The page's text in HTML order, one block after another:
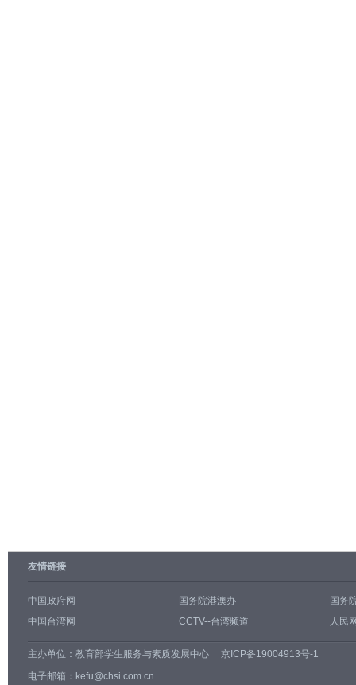
友情链接
中国政府网 国务院港澳办
国务
中国台湾网
CCTV--台湾频道 人民
主办单位： 教育部学生服务与素质发展中心
京ICP备19004913号-1
电子邮箱：kefu@chsi.com.cn